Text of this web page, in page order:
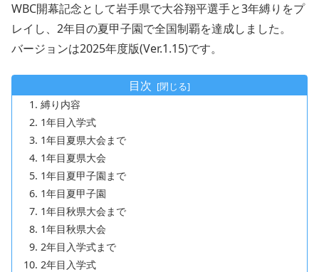
WBC開幕記念として岩手県で大谷翔平選手と3年縛りをプ
レイし、2年目の夏甲子園で全国制覇を達成しました。
バージョンは2025年度版(Ver.1.15)です。
目次
縛り内容
1年目入学式
1年目夏県大会まで
1年目夏県大会
1年目夏甲子園まで
1年目夏甲子園
1年目秋県大会まで
1年目秋県大会
2年目入学式まで
2年目入学式